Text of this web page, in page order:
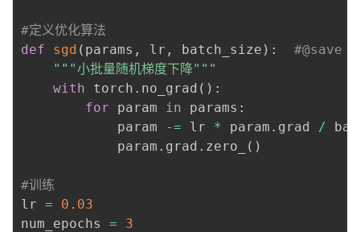
#定义优化算法
def
sgd ( params , lr , batch_size ) :
#@save
"""小批量随机梯度下降"""
with torch . no_grad ( ) :
for param in params :
            param
-= lr * param . grad /
            param
. grad . zero_ ( )
#训练
lr =
0.03
num_epochs =
3